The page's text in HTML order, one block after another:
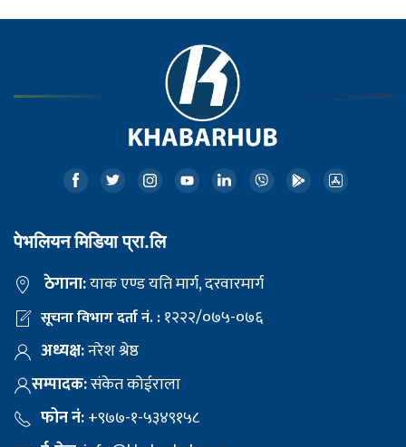
पेभलियन मिडिया प्रा.लि
ठेगाना:याक एण्ड यति मार्ग, दरवारमार्ग
सूचना विभाग दर्ता नं. :१२२२/०७५-०७६
अध्यक्ष:नरेश श्रेष्ठ
सम्पादक:संकेत कोईराला
फोन नं:+९७७-१-५३४९१५८